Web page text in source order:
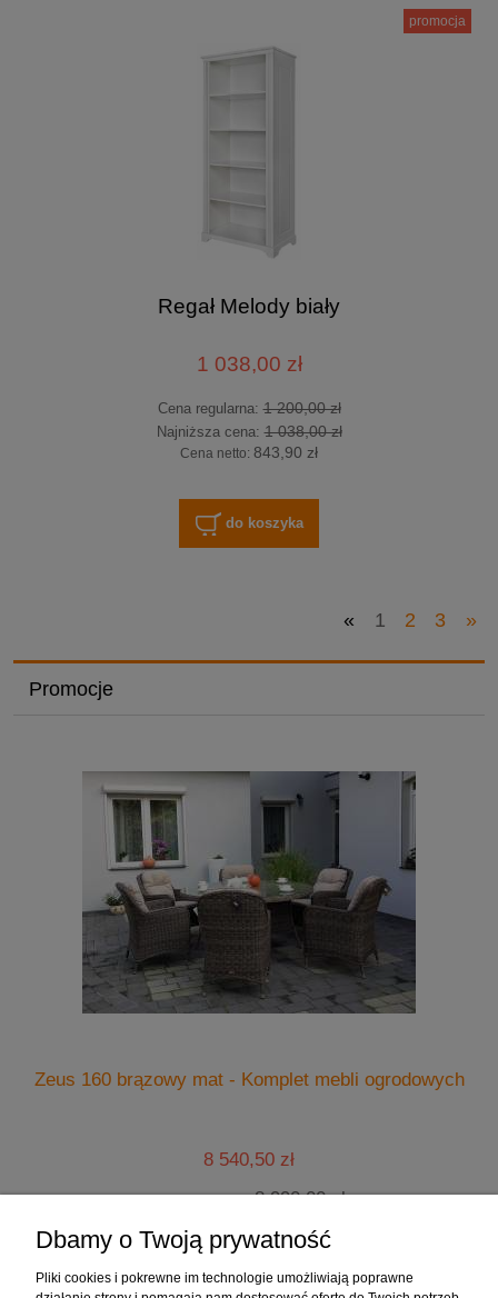
Regał Melody biały
1 038,00 zł
Cena regularna:1 200,00 zł
Najniższa cena:1 038,00 zł
Cena netto: 843,90 zł
do koszyka
promocja
« 1 2 3 »
Promocje
Zeus 160 brązowy mat - Komplet mebli ogrodowych
8 540,50 zł
Cena regularna:8 990,00 zł
Dbamy o Twoją prywatność
Pliki cookies i pokrewne im technologie umożliwiają poprawne